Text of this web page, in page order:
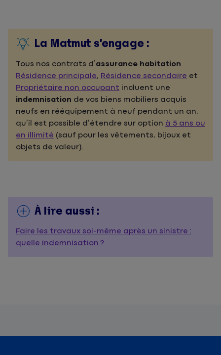
La Matmut s’engage :
Tous nos contrats d’assurance habitation
Résidence principale, Résidence secondaire et
Propriétaire non occupant incluent une
indemnisation de vos biens mobiliers acquis
neufs en rééquipement à neuf pendant un an,
qu’il est possible d’étendre sur option à 5 ans ou
en illimité (sauf pour les vêtements, bijoux et
objets de valeur).
À lire aussi :
Faire les travaux soi-même après un sinistre :
quelle indemnisation ?